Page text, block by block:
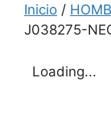
Inicio /
J038275-
Loading...